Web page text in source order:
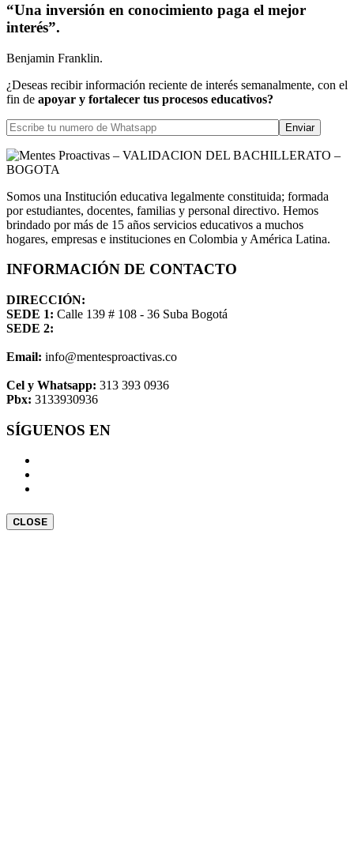
“Una inversión en conocimiento paga el mejor
interés”.
Benjamin Franklin.
¿Deseas recibir información reciente de interés semanalmente, con el
fin de apoyar y fortalecer tus procesos educativos?
Somos una Institución educativa legalmente constituida; formada
por estudiantes, docentes, familias y personal directivo. Hemos
brindado por más de 15 años servicios educativos a muchos
hogares, empresas e instituciones en Colombia y América Latina.
INFORMACIÓN DE CONTACTO
DIRECCIÓN:
SEDE 1: Calle 139 # 108 - 36 Suba Bogotá
SEDE 2:
Email: info@mentesproactivas.co
Cel y Whatsapp: 313 393 0936
Pbx: 3133930936
SÍGUENOS EN
CLOSE